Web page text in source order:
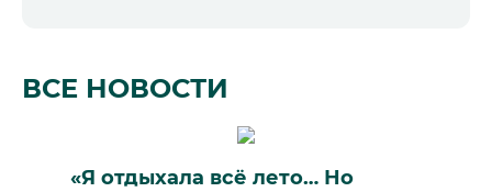
ВСЕ НОВОСТИ
«Я отдыхала всё лето… Но